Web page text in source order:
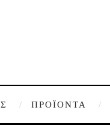
ΠΡΟΪΌΝΤΑ